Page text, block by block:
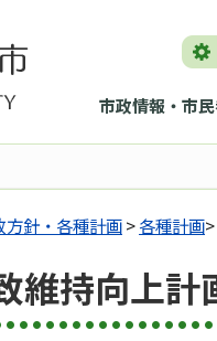
市政情報・市
方針・各種計画>各種計画
維持向上計